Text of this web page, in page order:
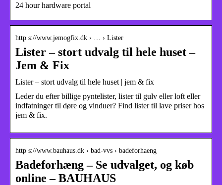
24 hour hardware portal
http s://www.jemogfix.dk › … › Lister
Lister – stort udvalg til hele huset –
Jem & Fix
Lister – stort udvalg til hele huset | jem & fix
Leder du efter billige pyntelister, lister til gulv eller loft eller
indfatninger til døre og vinduer? Find lister til lave priser hos
jem & fix.
http s://www.bauhaus.dk › bad-vvs › badeforhaeng
Badeforhæng – Se udvalget, og køb
online – BAUHAUS